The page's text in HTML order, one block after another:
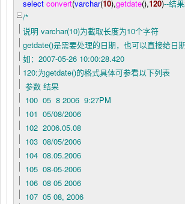
select convert(varchar(10),getdate(),120)--结
/*
说明 varchar(10)为截取长度为10个字符
getdate()是需要处理的日期，也可以直接给日
如：2007-05-26 10:00:28.420
120:为getdate()的格式具体可参看以下列表
参数 结果
100 05 8 2006 9:27PM
101 05/08/2006
102 2006.05.08
103 08/05/2006
104 08.05.2006
105 08-05-2006
106 08 05 2006
107 05 08, 2006